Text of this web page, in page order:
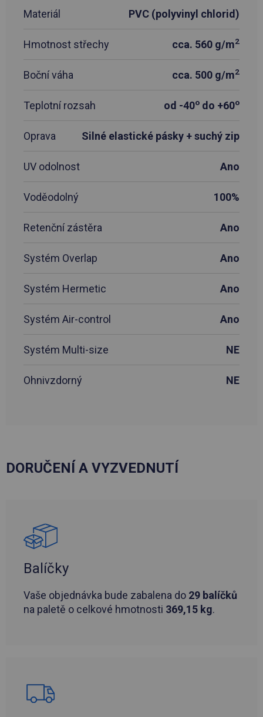
Materiál PVC (polyvinyl chlorid)
Hmotnost střechy cca. 560 g/m2
Boční váha cca. 500 g/m2
Teplotní rozsah od -40o do +60o
Oprava Silné elastické pásky + suchý zip
UV odolnost Ano
Voděodolný 100%
Retenční zástěra Ano
Systém Overlap Ano
Systém Hermetic Ano
Systém Air-control Ano
Systém Multi-size NE
Ohnivzdorný NE
DORUČENÍ A VYZVEDNUTÍ
Balíčky
Vaše objednávka bude zabalena do 29 balíčků
na paletě o celkové hmotnosti 369,15 kg.